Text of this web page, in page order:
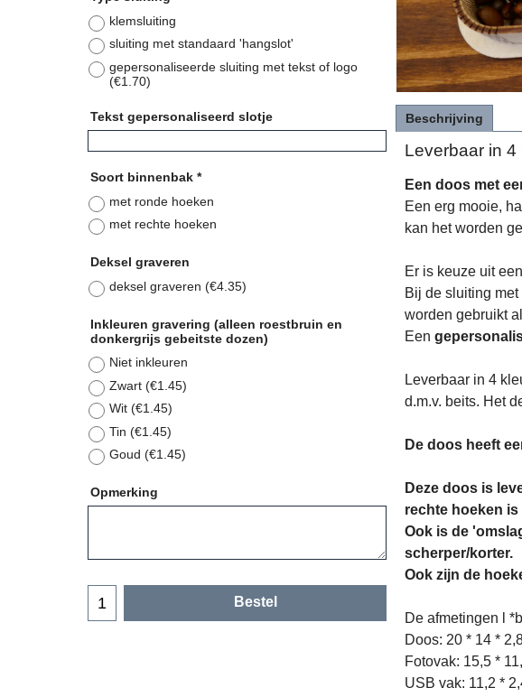
klemsluiting
sluiting met standaard 'hangslot'
gepersonaliseerde sluiting met tekst of logo
(€1.70)
Tekst gepersonaliseerd slotje
Soort binnenbak *
met ronde hoeken
met rechte hoeken
Deksel graveren
deksel graveren (€4.35)
Inkleuren gravering (alleen roestbruin en
donkergrijs gebeitste dozen)
Niet inkleuren
Zwart (€1.45)
Wit (€1.45)
Tin (€1.45)
Goud (€1.45)
Opmerking
Bestel
Beschrijving
Leverbaar in 4
Een doos met
Een erg mooie,
kan het worden
Er is keuze uit
Bij de sluiting
worden gebruikt
Een
Leverbaar in 4
d.m.v. beits. Het
De doos heeft
Deze doos is
rechte hoeken
Ook is de
scherper/korter.
Ook zijn de
De afmetingen l
Doos: 20 * 14 *
Fotovak: 15,5 *
USB vak: 11,2 *